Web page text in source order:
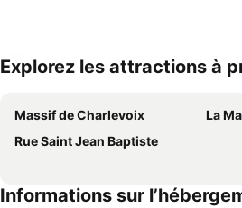
Explorez les attractions à
Massif de Charlevoix
La
Rue Saint Jean Baptiste
Informations sur